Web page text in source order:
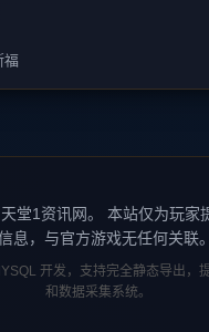
福
堂1资讯网。 本站仅为玩家
息，与官方游戏无任何关联。
开发，支持完全静态导出，
和数据采集系统。